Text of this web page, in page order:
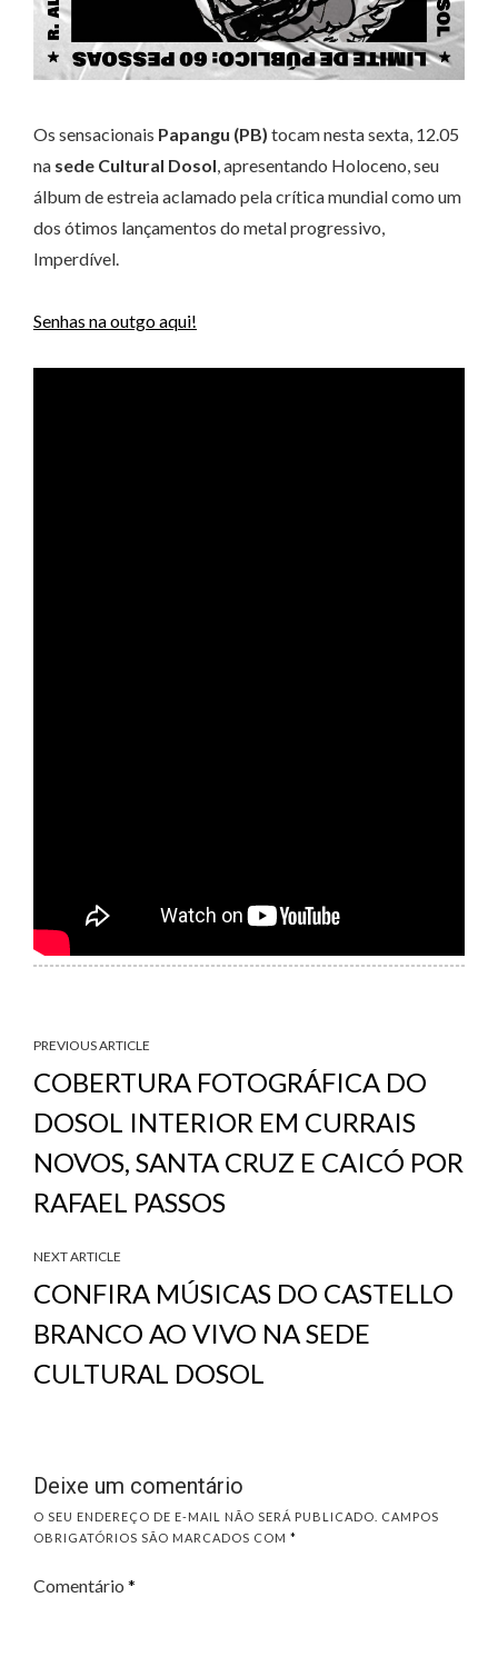
Os sensacionais Papangu (PB) tocam nesta sexta, 12.05
na sede Cultural Dosol, apresentando Holoceno, seu
álbum de estreia aclamado pela crítica mundial como um
dos ótimos lançamentos do metal progressivo,
Imperdível.
Senhas na outgo aqui!
PREVIOUS ARTICLE
COBERTURA FOTOGRÁFICA DO
DOSOL INTERIOR EM CURRAIS
NOVOS, SANTA CRUZ E CAICÓ POR
RAFAEL PASSOS
NEXT ARTICLE
CONFIRA MÚSICAS DO CASTELLO
BRANCO AO VIVO NA SEDE
CULTURAL DOSOL
Deixe um comentário
O SEU ENDEREÇO DE E-MAIL NÃO SERÁ PUBLICADO.
CAMPOS
OBRIGATÓRIOS SÃO MARCADOS COM *
Comentário *